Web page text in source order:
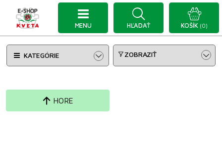
MENU HĽADAŤ KOŠÍK (0)
KATEGÓRIE ZOBRAZIŤ
HORE